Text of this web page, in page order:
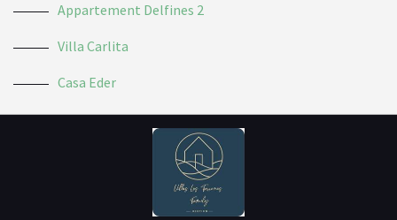
Appartement Delfines 2
Villa Carlita
Casa Eder